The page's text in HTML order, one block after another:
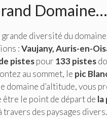
Domaine…
grande diversité du domaine
:Vaujany, Auris-en-
pistespour 133 pistes
au sommet, le pic
domaine d’altitude, vous
le point de départ de la
travers des paysages